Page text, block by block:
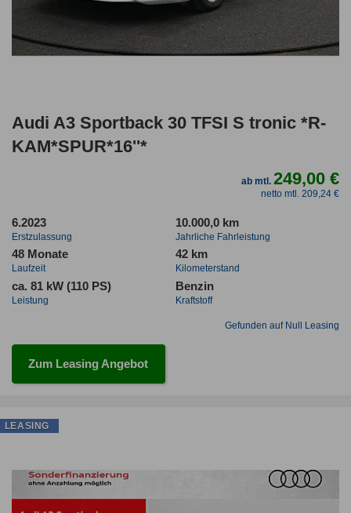
Audi A3 Sportback 30 TFSI S tronic *R-
KAM*SPUR*16''*
ab mtl.249,00 €
netto mtl. 209,24 €
6.2023
Erstzulassung
10.000,0 km
Jahrliche Fahrleistung
48 Monate
Laufzeit
42 km
Kilometerstand
ca. 81 kW (110 PS)
Leistung
Benzin
Kraftstoff
Gefunden auf Null Leasing
Zum Leasing Angebot
LEASING